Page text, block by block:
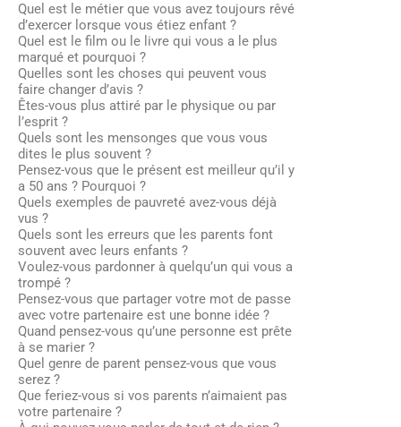
Quel est le métier que vous avez toujours rêvé
d’exercer lorsque vous étiez enfant ?
Quel est le film ou le livre qui vous a le plus
marqué et pourquoi ?
Quelles sont les choses qui peuvent vous
faire changer d’avis ?
Êtes-vous plus attiré par le physique ou par
l’esprit ?
Quels sont les mensonges que vous vous
dites le plus souvent ?
Pensez-vous que le présent est meilleur qu’il y
a 50 ans ? Pourquoi ?
Quels exemples de pauvreté avez-vous déjà
vus ?
Quels sont les erreurs que les parents font
souvent avec leurs enfants ?
Voulez-vous pardonner à quelqu’un qui vous a
trompé ?
Pensez-vous que partager votre mot de passe
avec votre partenaire est une bonne idée ?
Quand pensez-vous qu’une personne est prête
à se marier ?
Quel genre de parent pensez-vous que vous
serez ?
Que feriez-vous si vos parents n’aimaient pas
votre partenaire ?